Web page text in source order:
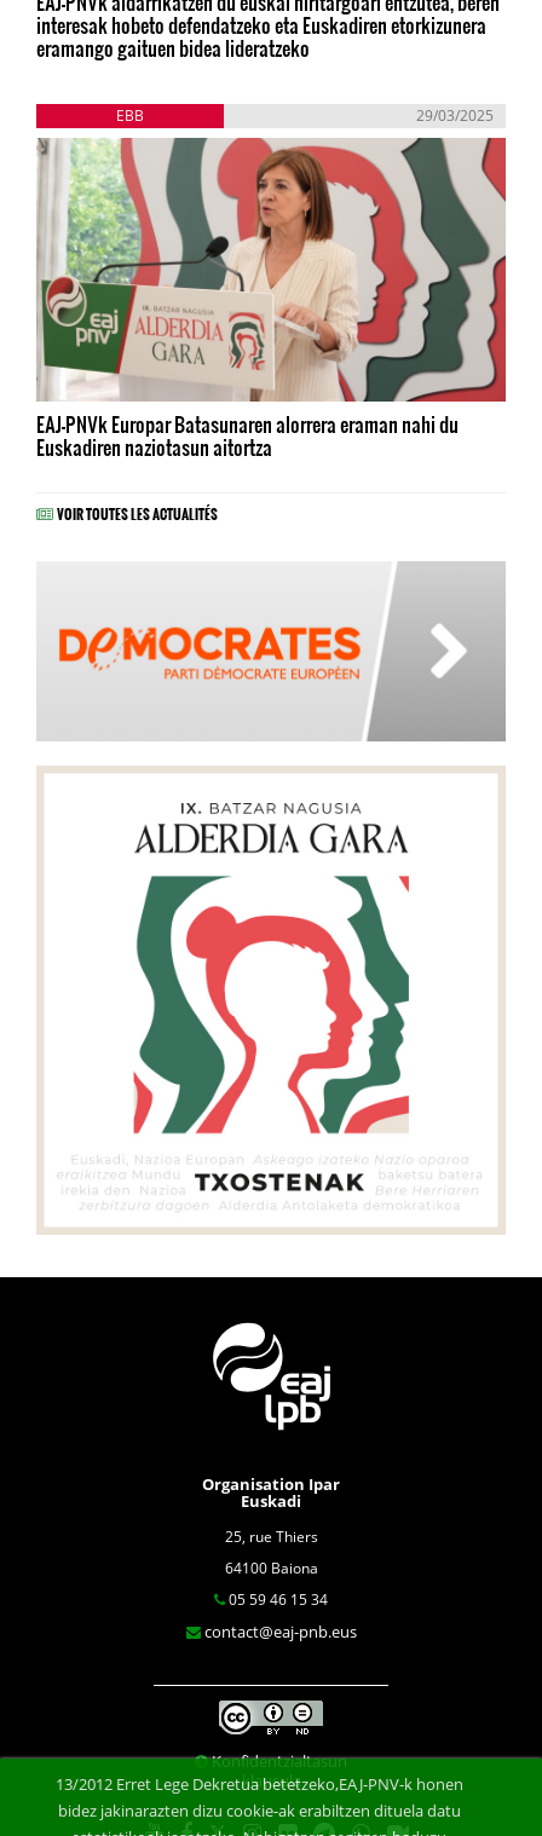
interesak hobeto defendatzeko eta Euskadiren etorkizunera
eramango gaituen bidea lideratzeko
EBB 29/03/2025
EAJ-PNVk Europar Batasunaren alorrera eraman nahi du
Euskadiren naziotasun aitortza
VOIR TOUTES LES ACTUALITÉS
Organisation Ipar
Euskadi
25, rue Thiers
64100 Baiona
05 59 46 15 34
contact@eaj-pnb.eus
Konfidentzialtasun
klausula
13/2012 Erret Lege Dekretua betetzeko,EAJ-PNV-k honen
bidez jakinarazten dizu cookie-ak erabiltzen dituela datu